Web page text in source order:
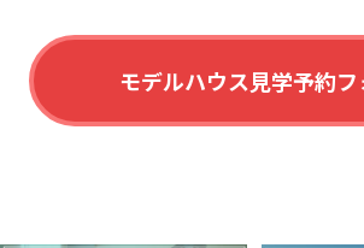
モデルハウス見学予約フ